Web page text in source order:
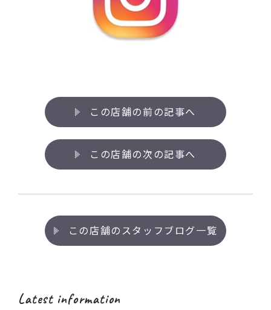
この店舗の前の記事へ
この店舗の次の記事へ
この店舗のスタッフブログ一覧
Latest information